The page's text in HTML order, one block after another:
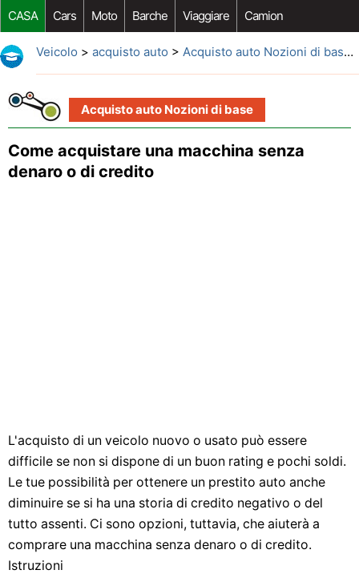
CASA Cars Moto Barche Viaggiare Camion
Riparazione Auto Acquisto Auto Car Opzioni Aftermarket
Veicolo > acquisto auto > Acquisto auto Nozioni di base
Acquisto auto Nozioni di base
Come acquistare una macchina senza
denaro o di credito
L'acquisto di un veicolo nuovo o usato può essere
difficile se non si dispone di un buon rating e pochi soldi.
Le tue possibilità per ottenere un prestito auto anche
diminuire se si ha una storia di credito negativo o del
tutto assenti. Ci sono opzioni, tuttavia, che aiuterà a
comprare una macchina senza denaro o di credito.
Istruzioni